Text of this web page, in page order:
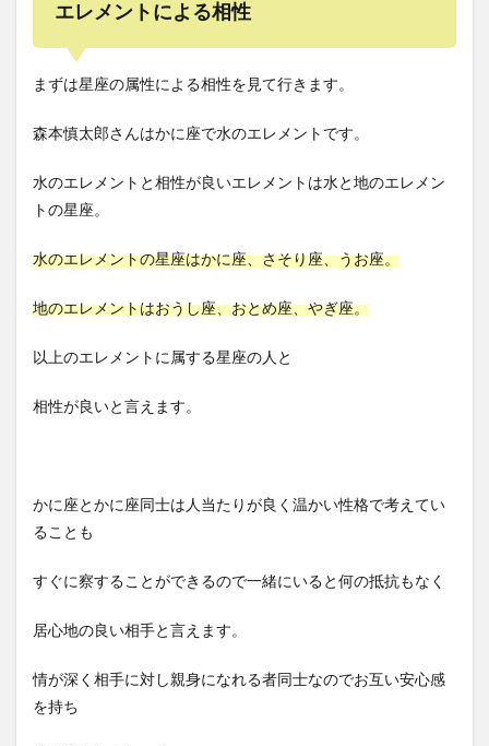
エレメントによる相性
まずは星座の属性による相性を見て行きます。
森本慎太郎さんはかに座で水のエレメントです。
水のエレメントと相性が良いエレメントは水と地のエレメン
トの星座。
水のエレメントの星座はかに座、さそり座、うお座。
地のエレメントはおうし座、おとめ座、やぎ座。
以上のエレメントに属する星座の人と
相性が良いと言えます。
かに座とかに座同士は人当たりが良く温かい性格で考えてい
ることも
すぐに察することができるので一緒にいると何の抵抗もなく
居心地の良い相手と言えます。
情が深く相手に対し親身になれる者同士なのでお互い安心感
を持ち